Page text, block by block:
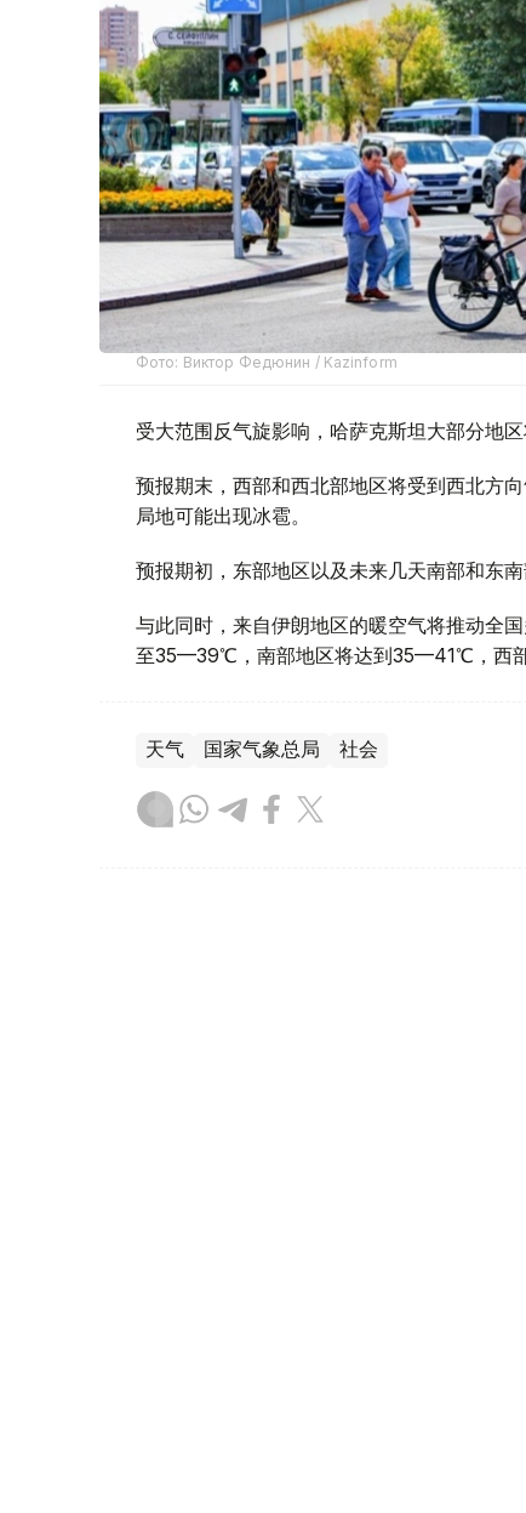
Фото: Виктор Федюнин / Kazinform
受大范围反气旋影响，哈萨克斯坦大部分地区
预报期末，西部和西北部地区将受到西北方
局地可能出现冰雹。
预报期初，东部地区以及未来几天南部和东
与此同时，来自伊朗地区的暖空气将推动全
至35—39℃，南部地区将达到35—41℃，西
天气 国家气象总局 社会